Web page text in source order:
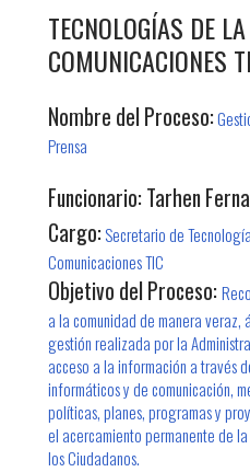
​TECNOLOGÍAS DE
COMUNICACIONES
Nombre del Proceso:
Prensa
Funcionario: Tarhen
Cargo: Secretario de
Comunicaciones TIC
Objetivo del Proceso:
a la comunidad de manera veraz,
gestión realizada por la
acceso a la información a través
informáticos y de comunicación,
políticas, planes, programas y
el acercamiento permanente de
los Ciudadanos.